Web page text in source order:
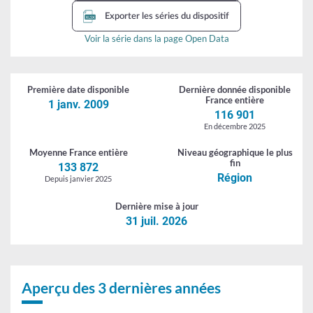
Exporter les séries du dispositif
Voir la série dans la page Open Data
Première datedisponible
1 janv. 2009
Dernière donnéedisponible
France entière
116 901
En décembre 2025
Moyenne France entière
133 872
Depuis janvier 2025
Niveau géographique le plus
fin
Région
Dernièremise à jour
31 juil. 2026
Aperçu des 3 dernières années